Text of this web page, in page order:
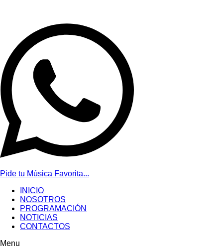
Pide tu Música Favorita...
INICIO
NOSOTROS
PROGRAMACIÓN
NOTICIAS
CONTACTOS
Menu